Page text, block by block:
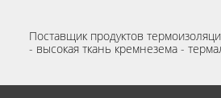
Поставщик продуктов
- высокая ткань кремнезема -